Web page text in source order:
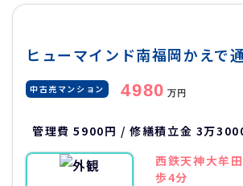
ヒューマインド南福岡かえで
中古売マンション 4980 万円
管理費 5900円 / 修繕積立金 3万
西鉄天神大牟
歩4分